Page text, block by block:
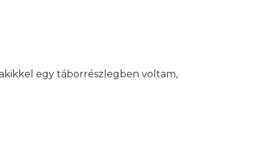
egy táborrészlegben voltam,